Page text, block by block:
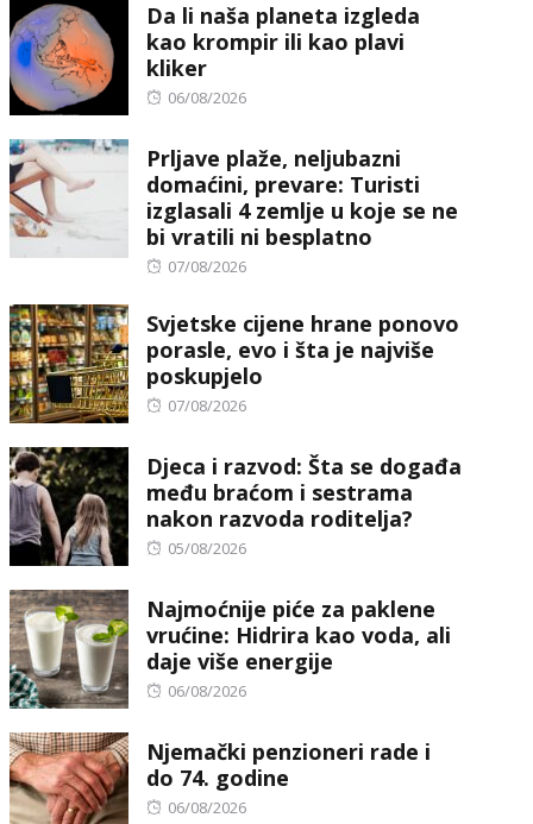
Da li naša planeta izgleda
kao krompir ili kao plavi
kliker
Posted
06/08/2026
Prljave plaže, neljubazni
domaćini, prevare: Turisti
izglasali 4 zemlje u koje se ne
bi vratili ni besplatno
Posted
07/08/2026
Svjetske cijene hrane ponovo
porasle, evo i šta je najviše
poskupjelo
Posted
07/08/2026
Djeca i razvod: Šta se događa
među braćom i sestrama
nakon razvoda roditelja?
Posted
05/08/2026
Najmoćnije piće za paklene
vrućine: Hidrira kao voda, ali
daje više energije
Posted
06/08/2026
Njemački penzioneri rade i
do 74. godine
Posted
06/08/2026